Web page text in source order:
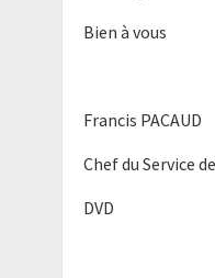
Bien à vous
Francis PACAUD
Chef du Service
DVD